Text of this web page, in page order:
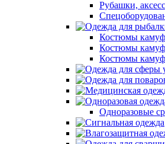
Рубашки,
Костюмы
Костюмы
Костюмы
Одноразовые